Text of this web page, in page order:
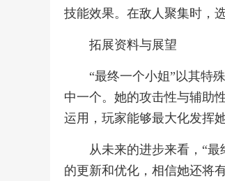
技能效果。在敌人聚集时，
拓展资料与展望
“最终一个小姐”以其特
中一个。她的攻击性与辅助
运用，玩家能够最大化发挥
从未来的进步来看，“
的更新和优化，相信她还将